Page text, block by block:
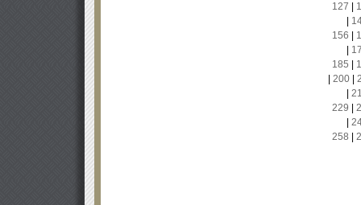
127
156
185
200|
229
258